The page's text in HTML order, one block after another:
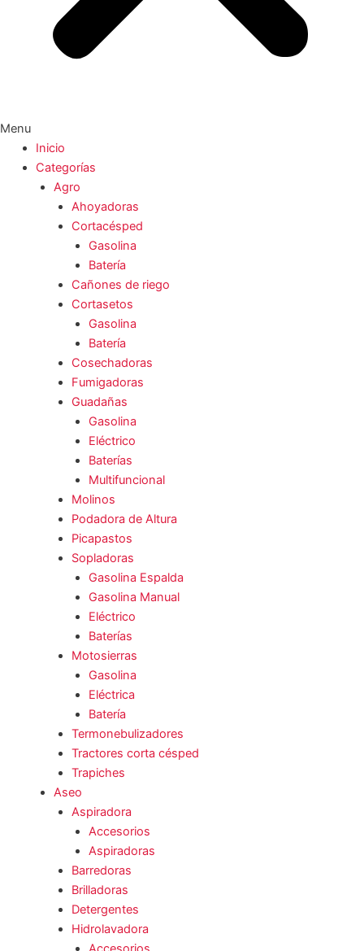
Menu
Inicio
Categorías
Agro
Ahoyadoras
Cortacésped
Gasolina
Batería
Cañones de riego
Cortasetos
Gasolina
Batería
Cosechadoras
Fumigadoras
Guadañas
Gasolina
Eléctrico
Baterías
Multifuncional
Molinos
Podadora de Altura
Picapastos
Sopladoras
Gasolina Espalda
Gasolina Manual
Eléctrico
Baterías
Motosierras
Gasolina
Eléctrica
Batería
Termonebulizadores
Tractores corta césped
Trapiches
Aseo
Aspiradora
Accesorios
Aspiradoras
Barredoras
Brilladoras
Detergentes
Hidrolavadora